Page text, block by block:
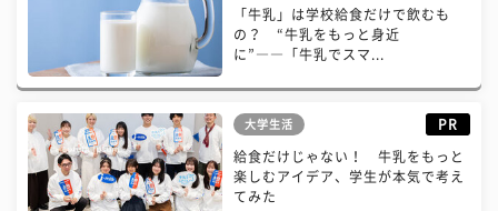
「牛乳」は学校給食だけで飲むも
の？ “牛乳をもっと身近
に”――「牛乳でスマ...
大学生活 PR
給食だけじゃない！ 牛乳をもっと
楽しむアイデア、学生が本気で考え
てみた